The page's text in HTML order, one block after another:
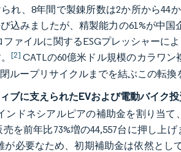
れ、8年間で製錬所数は2か所から44
込みましたが、精製能力の61%が中
ファイルに関するESGプレッシャー
[2] CATLの60億米ドル規模のカラワ
ループリサイクルまでを結ぶこの転換
ブに支えられたEVおよび電動バイク
ンドネシアルピアの補助金を割り当
売を前年比73%増の44,557台に押し上
が必要なため、初期補助金は依然とし